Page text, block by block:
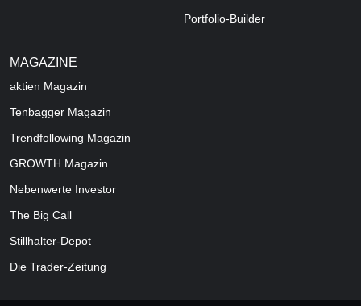
Portfolio-Builder
MAGAZINE
aktien Magazin
Tenbagger Magazin
Trendfollowing Magazin
GROWTH Magazin
Nebenwerte Investor
The Big Call
Stillhalter-Depot
Die Trader-Zeitung